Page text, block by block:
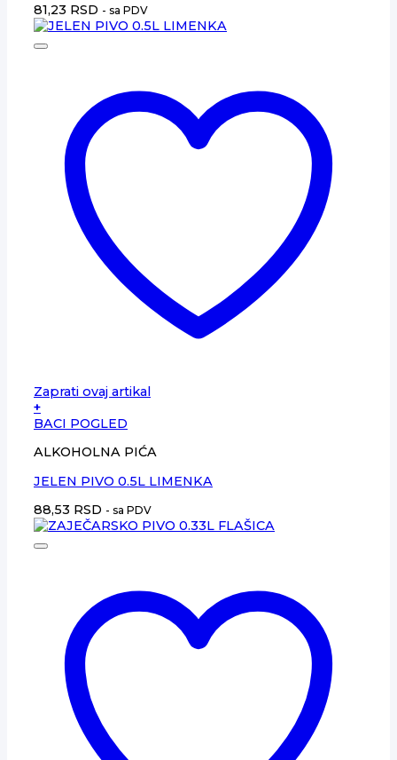
81,23 RSD - sa PDV
Zaprati ovaj artikal
+
BACI POGLED
ALKOHOLNA PIĆA
JELEN PIVO 0.5L LIMENKA
88,53 RSD - sa PDV